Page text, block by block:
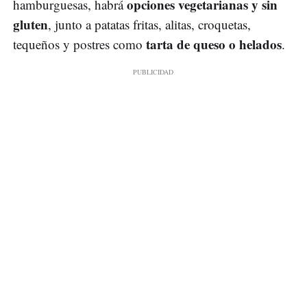
hamburguesas, habráopciones vegetarianas y sin
gluten, junto a patatas fritas, alitas, croquetas,
tequeños y postres como tarta de queso o helados.